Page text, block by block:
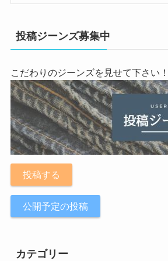
投稿ジーンズ募集中
こだわりのジーンズを見せて下さい！
投稿する
公開予定の投稿
カテゴリー